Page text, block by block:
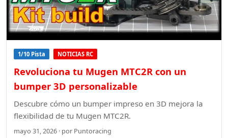
1/10 Pista NOTICIAS RC
Revoluciona tu Mugen MTC2R con un
bumper 3D personalizable
Descubre cómo un bumper impreso en 3D mejora la
flexibilidad de tu Mugen MTC2R.
mayo 31, 2026 · por Puntoracing